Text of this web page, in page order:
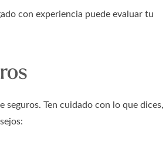
con experiencia puede evaluar tu
seguros. Ten cuidado con lo que dices,